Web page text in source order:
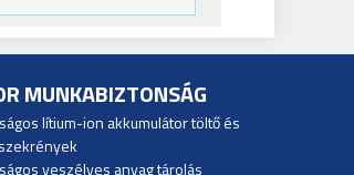
MUNKABIZTONSÁG
lítium-ion akkumulátor töltő és
veszélyes anyag tárolás